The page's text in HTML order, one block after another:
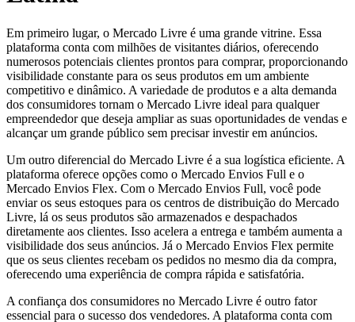
Em primeiro lugar, o Mercado Livre é uma grande vitrine. Essa
plataforma conta com milhões de visitantes diários, oferecendo
numerosos potenciais clientes prontos para comprar, proporcionando
visibilidade constante para os seus produtos em um ambiente
competitivo e dinâmico. A variedade de produtos e a alta demanda
dos consumidores tornam o Mercado Livre ideal para qualquer
empreendedor que deseja ampliar as suas oportunidades de vendas e
alcançar um grande público sem precisar investir em anúncios.
Um outro diferencial do Mercado Livre é a sua logística eficiente. A
plataforma oferece opções como o Mercado Envios Full e o
Mercado Envios Flex. Com o Mercado Envios Full, você pode
enviar os seus estoques para os centros de distribuição do Mercado
Livre, lá os seus produtos são armazenados e despachados
diretamente aos clientes. Isso acelera a entrega e também aumenta a
visibilidade dos seus anúncios. Já o Mercado Envios Flex permite
que os seus clientes recebam os pedidos no mesmo dia da compra,
oferecendo uma experiência de compra rápida e satisfatória.
A confiança dos consumidores no Mercado Livre é outro fator
essencial para o sucesso dos vendedores. A plataforma conta com